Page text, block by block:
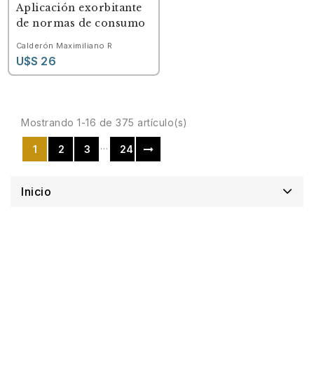
Aplicación exorbitante
de normas de consumo
Calderón Maximiliano R
U$S 26
Mostrando 1-16 de 375 artículo(s)
1 2 3 … 24
Inicio